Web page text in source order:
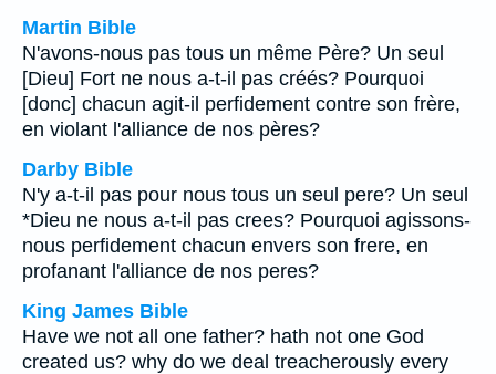
Martin Bible
N'avons-nous pas tous un même Père? Un seul
[Dieu] Fort ne nous a-t-il pas créés? Pourquoi
[donc] chacun agit-il perfidement contre son frère,
en violant l'alliance de nos pères?
Darby Bible
N'y a-t-il pas pour nous tous un seul pere? Un seul
*Dieu ne nous a-t-il pas crees? Pourquoi agissons-
nous perfidement chacun envers son frere, en
profanant l'alliance de nos peres?
King James Bible
Have we not all one father? hath not one God
created us? why do we deal treacherously every